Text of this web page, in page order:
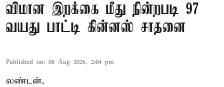
விமான இறக்கை மீது நின்றபடி 97
வயது பாட்டி கின்னஸ் சாதனை
Published on: 08 Aug 2026, 2:04 pm
லண்டன்,